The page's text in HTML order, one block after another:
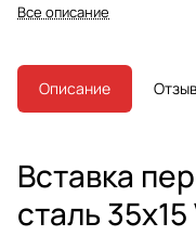
Все описание
Описание
Вставка
сталь